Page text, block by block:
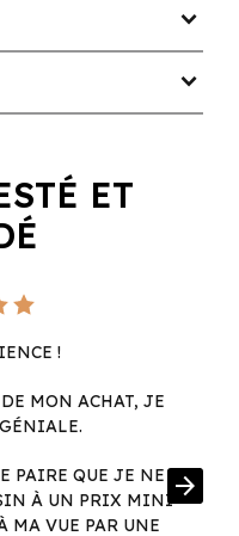
expand_more
expand_more
ET
!
MON ACHAT, JE
PAIRE QUE JE NE
À UN PRIX MINI
MA VUE PAR UNE
arrow_forward